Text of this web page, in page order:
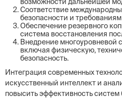
Соответствие
безопасности и
Обеспечение резервного
система восстановления
Внедрение многоуровневой
включая физическую,
безопасность.
Интеграция современных
искусственный интеллект и
повысить эффективность систем